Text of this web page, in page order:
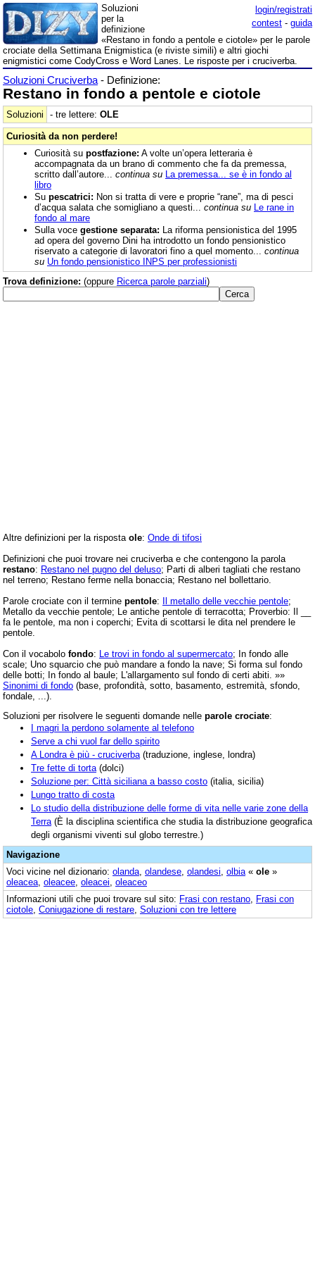
login/registrati
contest - guida
Soluzioni
per la
definizione
«Restano in fondo a pentole e ciotole» per le parole
crociate della Settimana Enigmistica (e riviste simili) e altri giochi
enigmistici come CodyCross e Word Lanes. Le risposte per i cruciverba.
Soluzioni Cruciverba - Definizione:
Restano in fondo a pentole e ciotole
Soluzioni - tre lettere: OLE
Curiosità da non perdere!
Curiosità su postfazione: A volte un’opera letteraria è
accompagnata da un brano di commento che fa da premessa,
scritto dall’autore... continua su La premessa... se è in fondo al
libro
Su pescatrici: Non si tratta di vere e proprie “rane”, ma di pesci
d’acqua salata che somigliano a questi... continua su Le rane in
fondo al mare
Sulla voce gestione separata: La riforma pensionistica del 1995
ad opera del governo Dini ha introdotto un fondo pensionistico
riservato a categorie di lavoratori fino a quel momento... continua
su Un fondo pensionistico INPS per professionisti
Trova definizione: (oppure Ricerca parole parziali)
Altre definizioni per la risposta ole: Onde di tifosi
Definizioni che puoi trovare nei cruciverba e che contengono la parola
restano: Restano nel pugno del deluso; Parti di alberi tagliati che restano
nel terreno; Restano ferme nella bonaccia; Restano nel bollettario.
Parole crociate con il termine pentole: Il metallo delle vecchie pentole;
Metallo da vecchie pentole; Le antiche pentole di terracotta; Proverbio: Il __
fa le pentole, ma non i coperchi; Evita di scottarsi le dita nel prendere le
pentole.
Con il vocabolo fondo: Le trovi in fondo al supermercato; In fondo alle
scale; Uno squarcio che può mandare a fondo la nave; Si forma sul fondo
delle botti; In fondo al baule; L'allargamento sul fondo di certi abiti. »»
Sinonimi di fondo (base, profondità, sotto, basamento, estremità, sfondo,
fondale, ...).
Soluzioni per risolvere le seguenti domande nelle parole crociate:
I magri la perdono solamente al telefono
Serve a chi vuol far dello spirito
A Londra è più - cruciverba (traduzione, inglese, londra)
Tre fette di torta (dolci)
Soluzione per: Città siciliana a basso costo (italia, sicilia)
Lungo tratto di costa
Lo studio della distribuzione delle forme di vita nelle varie zone della
Terra (È la disciplina scientifica che studia la distribuzione geografica
degli organismi viventi sul globo terrestre.)
Navigazione
Voci vicine nel dizionario: olanda olandese olandesi olbia « ole »
oleacea oleacee oleacei oleaceo
Informazioni utili che puoi trovare sul sito: Frasi con restano Frasi con
ciotole Coniugazione di restare Soluzioni con tre lettere